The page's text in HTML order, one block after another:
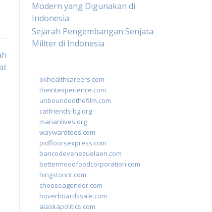
Modern yang Digunakan di
Indonesia
Sejarah Pengembangan Senjata
Militer di Indonesia
okhealthcareers.com
theintexperience.com
unboundedthefilm.com
catfriends-bg.org
marianlives.org
waywardtees.com
pidfloorsexpress.com
bancodevenezuelaen.com
bettermoodfoodcorporation.com
hingstonnt.com
chooseagender.com
hoverboardssale.com
alaskapolitics.com